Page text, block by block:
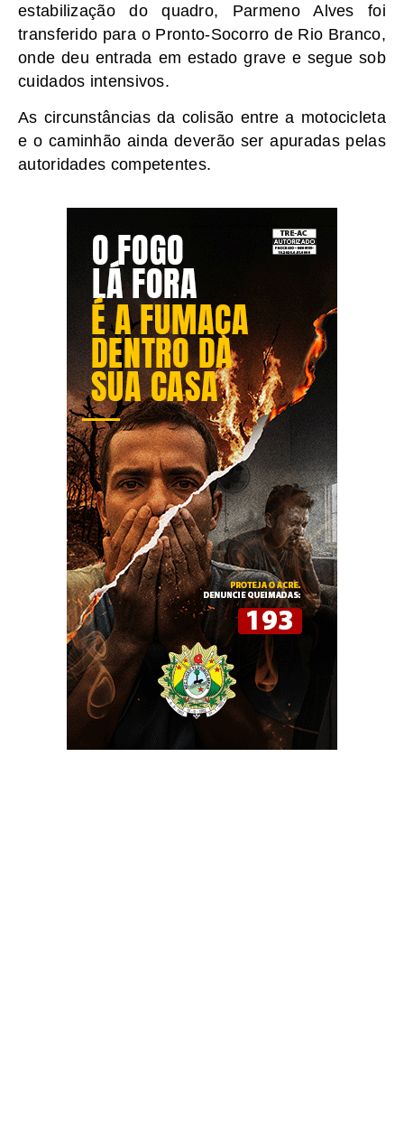
estabilização do quadro, Parmeno Alves foi
transferido para o Pronto-Socorro de Rio Branco,
onde deu entrada em estado grave e segue sob
cuidados intensivos.
As circunstâncias da colisão entre a motocicleta
e o caminhão ainda deverão ser apuradas pelas
autoridades competentes.